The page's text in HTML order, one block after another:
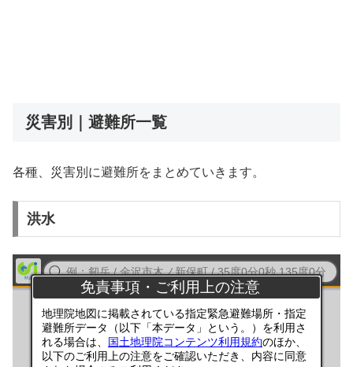
災害別｜避難所一覧
各種、災害別に避難所をまとめていきます。
洪水